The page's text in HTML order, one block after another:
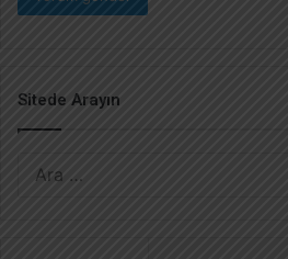
Sitede Arayın